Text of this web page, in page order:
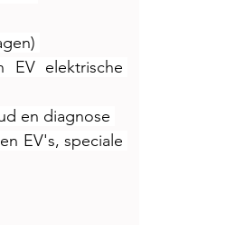
EV elektrische
en diagnose
EV's, speciale